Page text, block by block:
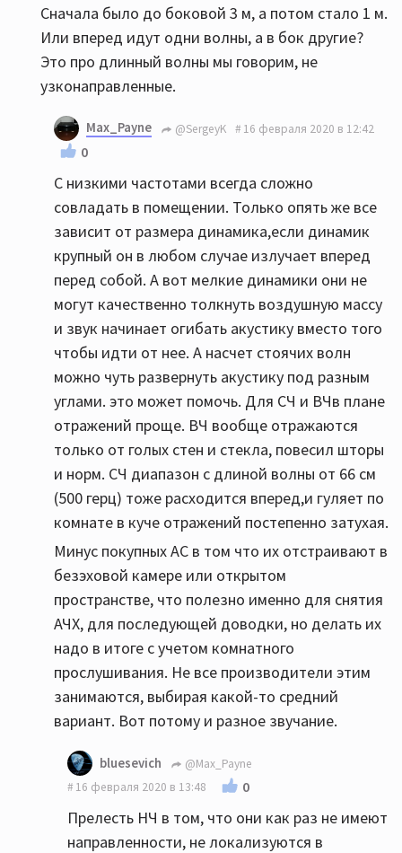
Сначала было до боковой 3 м, а потом стало 1 м.
Или вперед идут одни волны, а в бок другие?
Это про длинный волны мы говорим, не
узконаправленные.
Max_Payne @SergeyK 16 февраля 2020 в 12:42
0
С низкими частотами всегда сложно
совладать в помещении. Только опять же все
зависит от размера динамика,если динамик
крупный он в любом случае излучает вперед
перед собой. А вот мелкие динамики они не
могут качественно толкнуть воздушную массу
и звук начинает огибать акустику вместо того
чтобы идти от нее. А насчет стоячих волн
можно чуть развернуть акустику под разным
углами. это может помочь. Для СЧ и ВЧв плане
отражений проще. ВЧ вообще отражаются
только от голых стен и стекла, повесил шторы
и норм. СЧ диапазон с длиной волны от 66 см
(500 герц) тоже расходится вперед,и гуляет по
комнате в куче отражений постепенно затухая.
Минус покупных АС в том что их отстраивают в
безэховой камере или открытом
пространстве, что полезно именно для снятия
АЧХ, для последующей доводки, но делать их
надо в итоге с учетом комнатного
прослушивания. Не все производители этим
занимаются, выбирая какой-то средний
вариант. Вот потому и разное звучание.
bluesevich
@Max_Payne
16 февраля 2020 в 13:48
0
Прелесть НЧ в том, что они как раз не имеют
направленности, не локализуются в